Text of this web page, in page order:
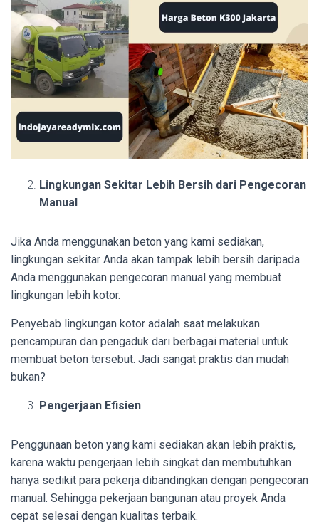
Lingkungan Sekitar Lebih Bersih dari Pengecoran
Manual
Jika Anda menggunakan beton yang kami sediakan,
lingkungan sekitar Anda akan tampak lebih bersih daripada
Anda menggunakan pengecoran manual yang membuat
lingkungan lebih kotor.
Penyebab lingkungan kotor adalah saat melakukan
pencampuran dan pengaduk dari berbagai material untuk
membuat beton tersebut. Jadi sangat praktis dan mudah
bukan?
Pengerjaan Efisien
Penggunaan beton yang kami sediakan akan lebih praktis,
karena waktu pengerjaan lebih singkat dan membutuhkan
hanya sedikit para pekerja dibandingkan dengan pengecoran
manual. Sehingga pekerjaan bangunan atau proyek Anda
cepat selesai dengan kualitas terbaik.